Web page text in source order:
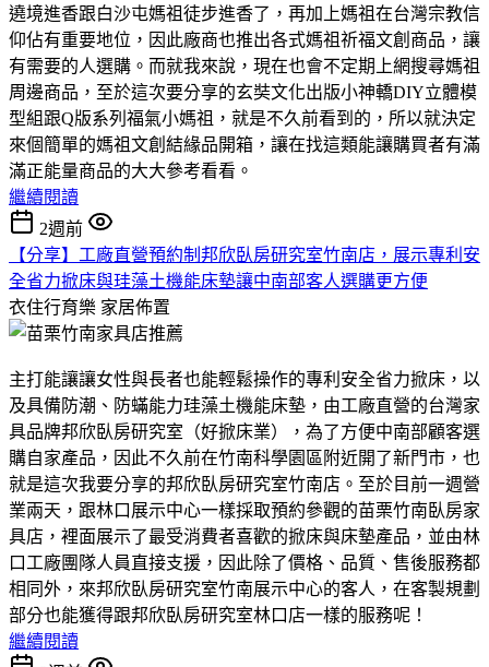
遶境進香跟白沙屯媽祖徒步進香了，再加上媽祖在台灣宗教信
仰佔有重要地位，因此廠商也推出各式媽祖祈福文創商品，讓
有需要的人選購。而就我來說，現在也會不定期上網搜尋媽祖
周邊商品，至於這次要分享的玄奘文化出版小神轎DIY立體模
型組跟Q版系列福氣小媽祖，就是不久前看到的，所以就決定
來個簡單的媽祖文創結緣品開箱，讓在找這類能讓購買者有滿
滿正能量商品的大大參考看看。
繼續閱讀
2週前
【分享】工廠直營預約制邦欣臥房研究室竹南店，展示專利安
全省力掀床與珪藻土機能床墊讓中南部客人選購更方便
衣住行育樂 家居佈置
主打能讓讓女性與長者也能輕鬆操作的專利安全省力掀床，以
及具備防潮、防蟎能力珪藻土機能床墊，由工廠直營的台灣家
具品牌邦欣臥房研究室（好掀床業），為了方便中南部顧客選
購自家產品，因此不久前在竹南科學園區附近開了新門市，也
就是這次我要分享的邦欣臥房研究室竹南店。至於目前一週營
業兩天，跟林口展示中心一樣採取預約參觀的苗栗竹南臥房家
具店，裡面展示了最受消費者喜歡的掀床與床墊產品，並由林
口工廠團隊人員直接支援，因此除了價格、品質、售後服務都
相同外，來邦欣臥房研究室竹南展示中心的客人，在客製規劃
部分也能獲得跟邦欣臥房研究室林口店一樣的服務呢！
繼續閱讀